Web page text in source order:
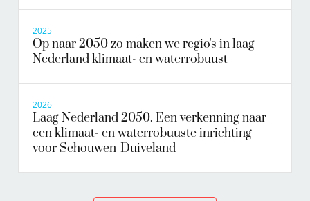
2025
Op naar 2050 zo maken we regio's in laag
Nederland klimaat- en waterrobuust
2026
Laag Nederland 2050. Een verkenning naar
een klimaat- en waterrobuuste inrichting
voor Schouwen-Duiveland